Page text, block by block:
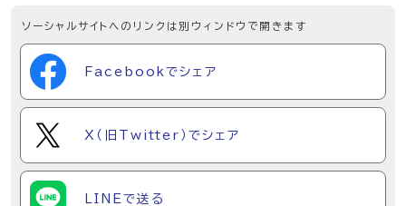
ソーシャルサイトへのリンクは別ウィンドウで開きます
Facebookでシェア
X（旧Twitter）でシェア
LINEで送る